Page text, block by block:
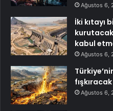
Ağustos 6,
İki kıtayı
kabul
Ağustos 6,
fışkıracak
Ağustos 6,